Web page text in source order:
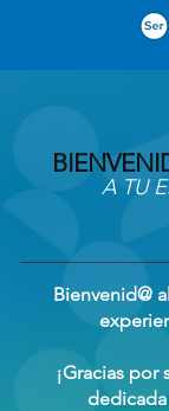
A TU
Bienvenid@
¡Gracias por